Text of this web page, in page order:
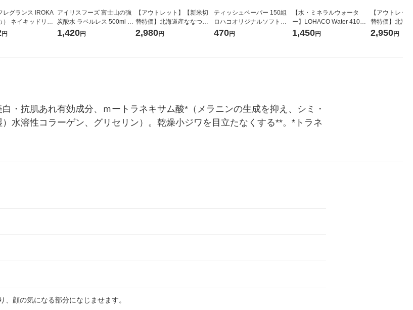
レグランス IROKA
） ネイキッドリリ
柔軟剤 詰め替え 超
1セット（5個
円
アイリスフーズ 富士山の強
炭酸水 ラベルレス 500ml 1
箱（24本入）
1,420円
【アウトレット】【新米切
替特価】北海道産ななつぼ
し 無洗米 5kg 1袋 令和7年産
米 木徳神糧 オリジナル
2,980円
ティッシュペーパー 150組
ロハコオリジナルソフトパ
ックティッシュ フィオナ オ
470円
【水・ミネラルウォータ
ー】LOHACO Water 410ml
1箱（20本入）ラベルレス
（イチオシ） オリジナル
1,450円
【アウトレッ
替特価】北海
し 精白米 5kg
米 木徳神糧 オ
2,950円
・抗肌あれ有効成分、ｍートラネキサム酸*（メラニンの生成を抑え、シミ・
水溶性コラーゲン、グリセリン）。乾燥小ジワを目立たなくする**。*トラネ
、顔の気になる部分になじませます。